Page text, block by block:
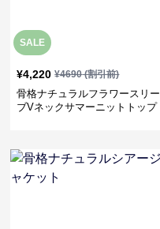
SALE
¥4,220 ¥4690(割引前)
骨格ナチュラルフラワースリー
ブVネックサマーニットトップ